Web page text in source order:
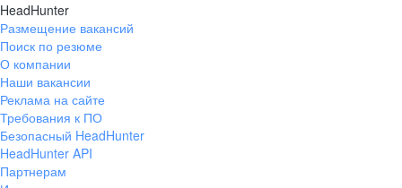
HeadHunter
Размещение вакансий
Поиск по резюме
О компании
Наши вакансии
Реклама на сайте
Требования к ПО
Безопасный HeadHunter
HeadHunter API
Партнерам